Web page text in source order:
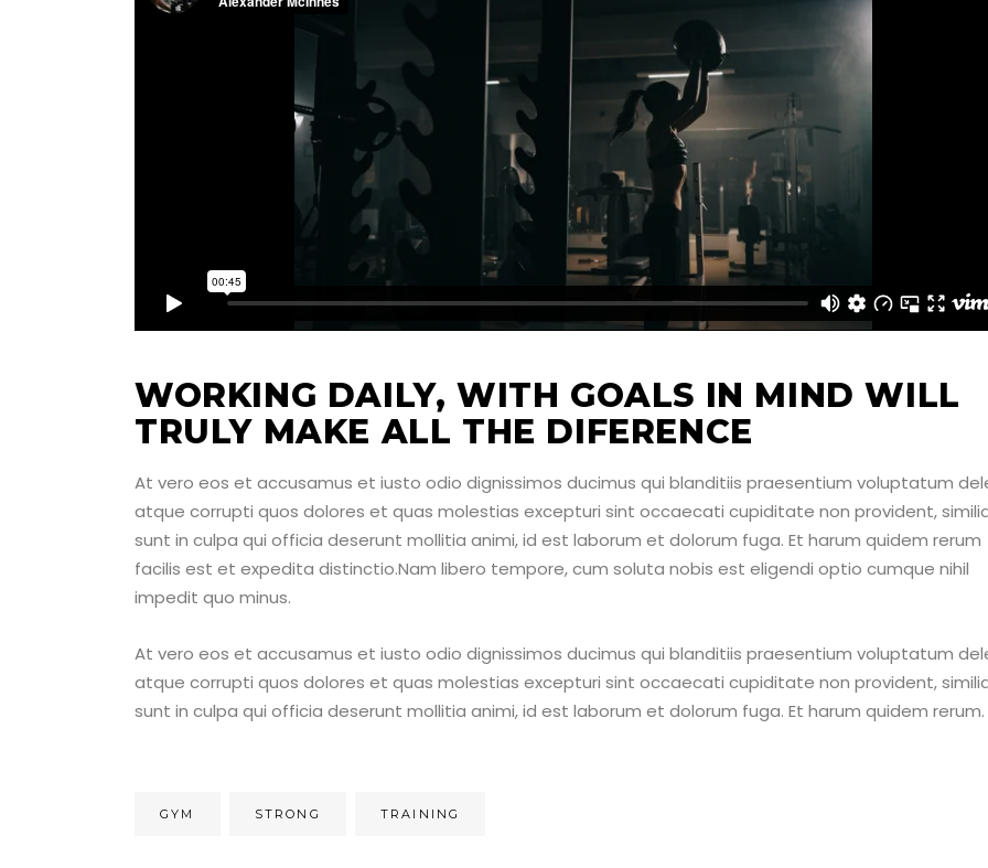
WORKING DAILY, WITH GOALS IN MIND WILL
TRULY MAKE ALL THE DIFERENCE
At vero eos et accusamus et iusto odio dignissimos ducimus qui blanditiis praesentium voluptatum
atque corrupti quos dolores et quas molestias excepturi sint occaecati cupiditate non provident,
sunt in culpa qui officia deserunt mollitia animi, id est laborum et dolorum fuga. Et harum quidem rerum
facilis est et expedita distinctio.Nam libero tempore, cum soluta nobis est eligendi optio cumque nihil
impedit quo minus.
At vero eos et accusamus et iusto odio dignissimos ducimus qui blanditiis praesentium voluptatum
atque corrupti quos dolores et quas molestias excepturi sint occaecati cupiditate non provident,
sunt in culpa qui officia deserunt mollitia animi, id est laborum et dolorum fuga. Et harum quidem rerum.
GYM STRONG TRAINING